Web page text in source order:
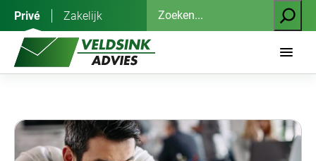
inhoud
Privé Zakelijk
Zoeken